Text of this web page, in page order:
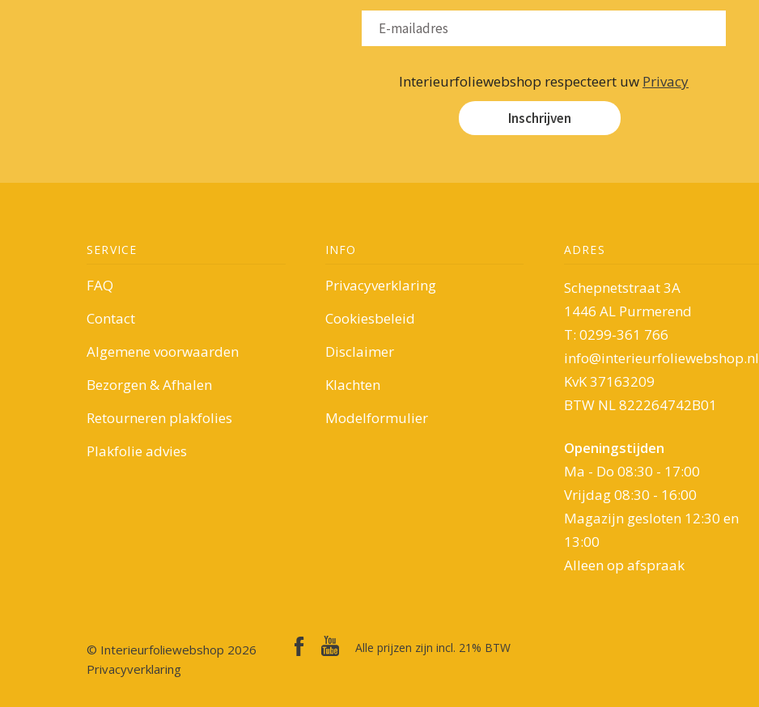
Interieurfoliewebshop respecteert uw Privacy
Inschrijven
SERVICE
FAQ
Contact
Algemene voorwaarden
Bezorgen & Afhalen
Retourneren plakfolies
Plakfolie advies
INFO
Privacyverklaring
Cookiesbeleid
Disclaimer
Klachten
Modelformulier
ADRES
Schepnetstraat 3A
1446 AL Purmerend
T: 0299-361 766
info@interieurfoliewebshop.nl
KvK 37163209
BTW NL 822264742B01
Openingstijden
Ma - Do 08:30 - 17:00
Vrijdag 08:30 - 16:00
Magazijn gesloten 12:30 en
13:00
Alleen op afspraak
© Interieurfoliewebshop 2026
Privacyverklaring
Alle prijzen zijn incl. 21% BTW